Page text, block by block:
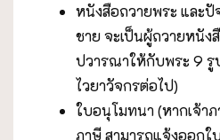
หนังสือถวายพระ และปั
ชาย จะเป็นผู้ถวายหนัง
ปวารณาให้กับพระ 9
ไวยาวัจกรต่อไป)
ใบอนุโมทนา (หากเจ้า
ภาษี สามารถแจ้งออก